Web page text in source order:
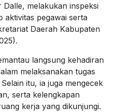
Dalle, melakukan inspeksi
aktivitas pegawai serta
Daerah Kabupaten
langsung kehadiran
melaksanakan tugas
itu, ia juga mengecek
serta kelengkapan
kerja yang dikunjungi.